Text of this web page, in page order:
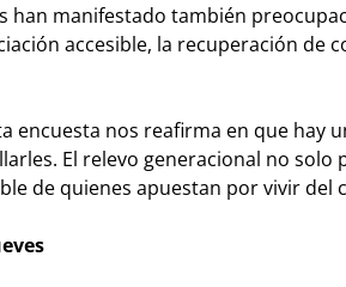
han manifestado también
accesible, la recuperación de
encuesta nos reafirma en que hay
El relevo generacional no solo
de quienes apuestan por vivir del